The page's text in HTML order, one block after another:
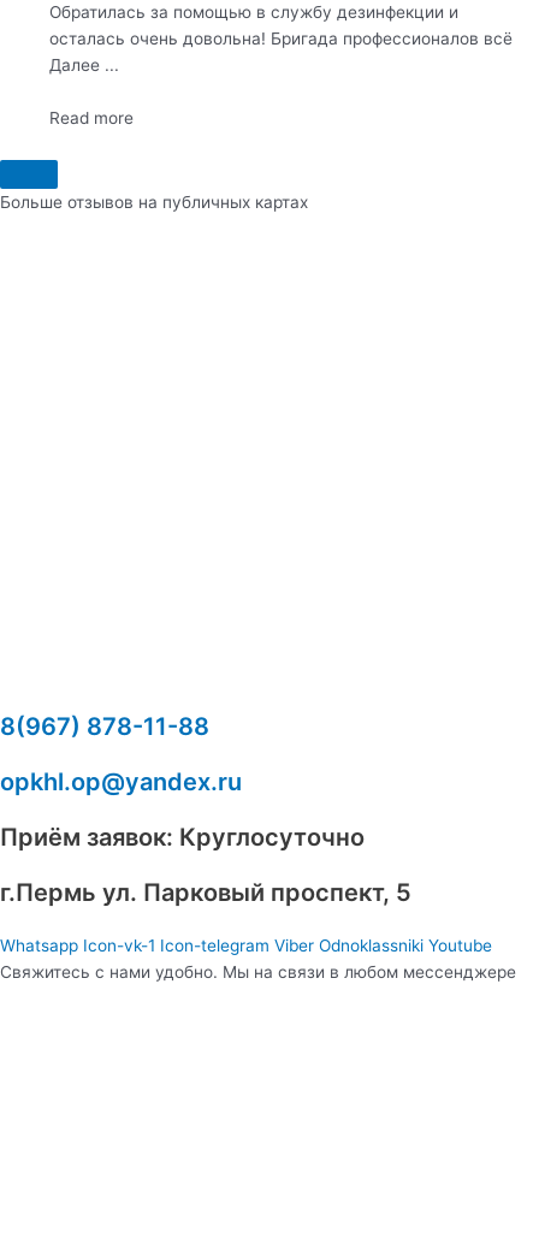
Обратилась за помощью в службу дезинфекции и
осталась очень довольна! Бригада профессионалов всё
Далее ...
Read more
Больше отзывов на публичных картах
8(967) 878-11-88
opkhl.op@yandex.ru
Приём заявок: Круглосуточно
​г.Пермь ул. Парковый проспект, 5
Whatsapp Icon-vk-1 Icon-telegram Viber Odnoklassniki Youtube
Свяжитесь с нами удобно. Мы на связи в любом мессенджере